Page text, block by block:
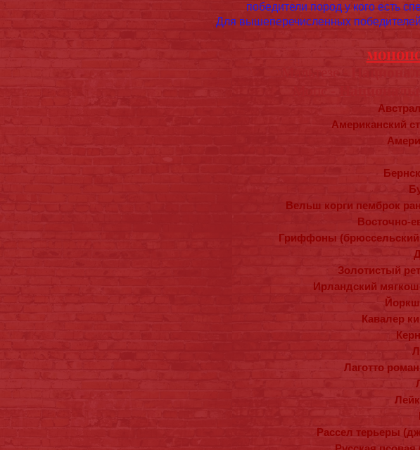
победители пород у кого есть
Для вышеперечисленных
Американский
Вельш корги пемброк
Восточно-
Гриффоны
Золотистый
Ирландский
Кавалер
Лаготто
Рассел терьеры